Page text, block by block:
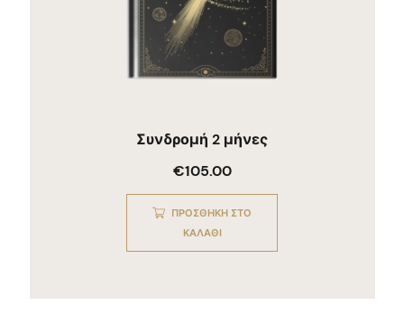
Συνδρομή 2 μήνες
€105.00
ΠΡΟΣΘΉΚΗ ΣΤΟ
ΚΑΛΆΘΙ